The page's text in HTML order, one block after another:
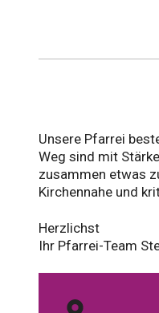
Unsere Pfarrei
Weg sind mit
zusammen etwas
Kirchennahe und
Herzlichst
Ihr Pfarrei-Team